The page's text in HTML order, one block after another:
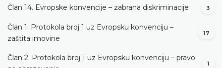
Član 14. Evropske konvencije – zabrana diskriminacije 3
Član 1. Protokola broj 1 uz Evropsku konvenciju –
zaštita imovine
17
Član 2. Protokola broj 1 uz Evropsku konvenciju – pravo
1